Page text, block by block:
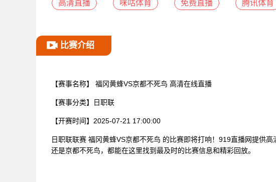
高清直播 咪咕体育 免费直播 腾讯体育
比赛介绍
【赛事名称】 福冈黄蜂VS京都不死鸟 高清在线直播
【赛事分类】 日职联
【开赛时间】 2025-07-21 17:00:00
日职联联赛 福冈黄蜂VS京都不死鸟 的比赛即将打响！919直播网提供
还是京都不死鸟，都能在这里找到最及时的比赛信息和精彩回放。